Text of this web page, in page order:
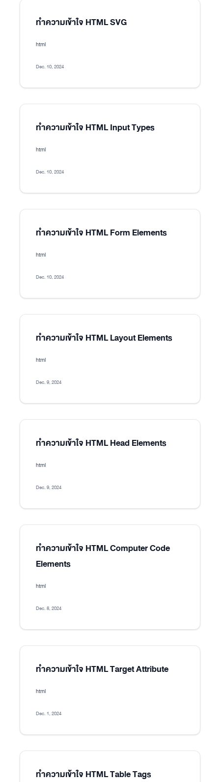
ทำความเข้าใจ HTML SVG
html
Dec. 10, 2024
ทำความเข้าใจ HTML Input Types
html
Dec. 10, 2024
ทำความเข้าใจ HTML Form Elements
html
Dec. 10, 2024
ทำความเข้าใจ HTML Layout Elements
html
Dec. 9, 2024
ทำความเข้าใจ HTML Head Elements
html
Dec. 9, 2024
ทำความเข้าใจ HTML Computer Code
Elements
html
Dec. 8, 2024
ทำความเข้าใจ HTML Target Attribute
html
Dec. 1, 2024
ทำความเข้าใจ HTML Table Tags